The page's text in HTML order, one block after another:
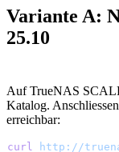
Variante A:
25.10
Auf TrueNAS
Katalog.
erreichbar:
curl http://